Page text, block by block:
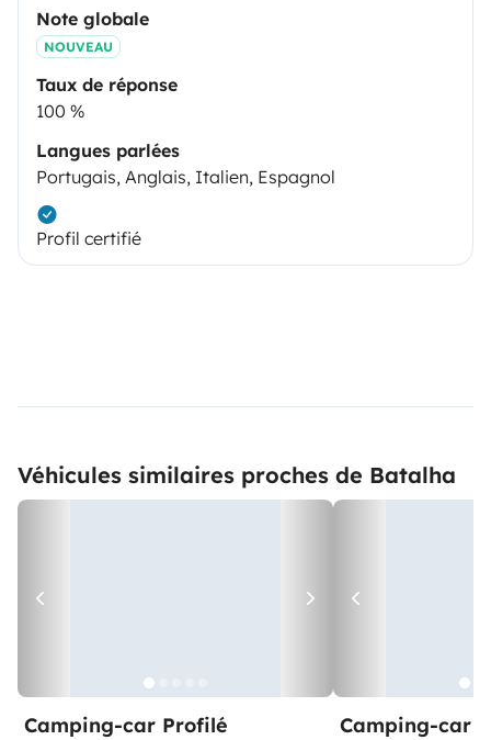
Note globale
NOUVEAU
Taux de réponse
100 %
Langues parlées
Portugais, Anglais, Italien, Espagnol
Profil certifié
Véhicules similaires proches de Batalha
Camping-car Profilé Camping-car